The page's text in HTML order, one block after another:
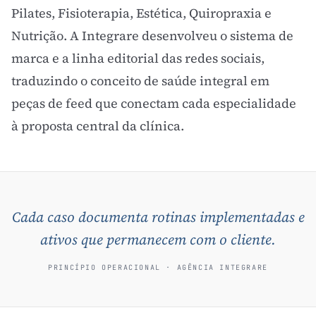
Pilates, Fisioterapia, Estética, Quiropraxia e
Nutrição. A Integrare desenvolveu o sistema de
marca e a linha editorial das redes sociais,
traduzindo o conceito de saúde integral em
peças de feed que conectam cada especialidade
à proposta central da clínica.
Cada caso documenta rotinas implementadas e
ativos que permanecem com o cliente.
PRINCÍPIO OPERACIONAL · AGÊNCIA INTEGRARE